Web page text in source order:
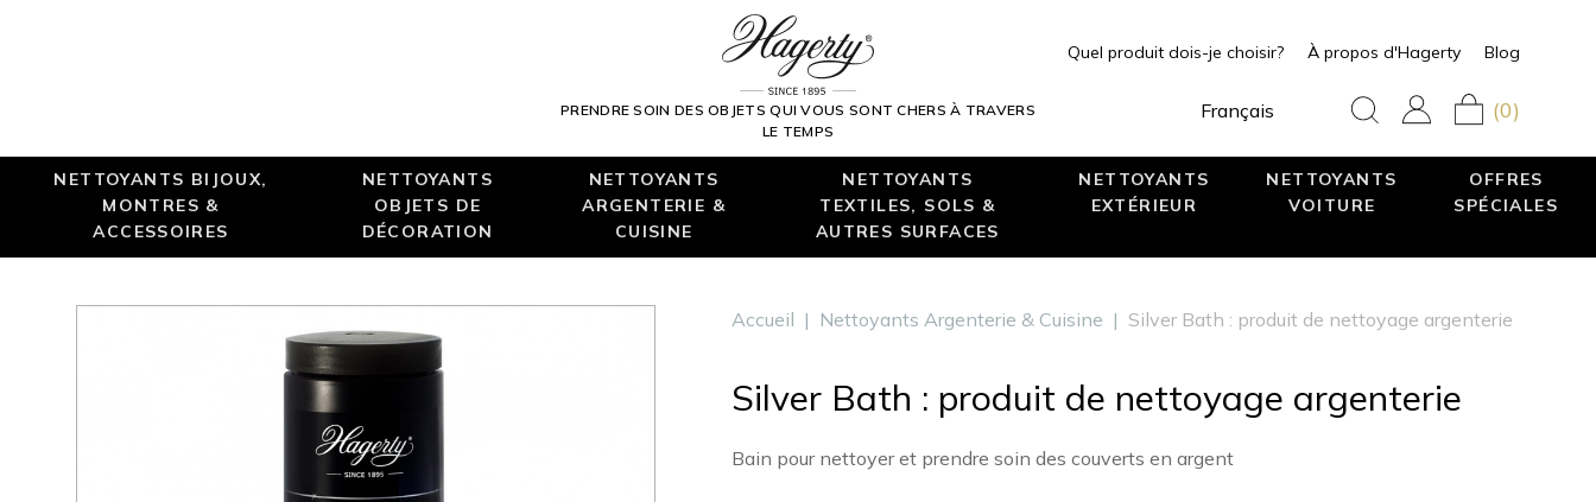
PRENDRE SOIN DES OBJETS QUI VOUS SONT CHERS À TRAVERS
LE TEMPS
Quel produit dois-je choisir? À propos d'Hagerty Blog
Français (0)
NETTOYANTS BIJOUX,
MONTRES &
ACCESSOIRES
NETTOYANTS
OBJETS DE
DÉCORATION
NETTOYANTS
ARGENTERIE &
CUISINE
NETTOYANTS
TEXTILES, SOLS &
AUTRES SURFACES
NETTOYANTS
EXTÉRIEUR
NETTOYANTS
VOITURE
OFFRES
SPÉCIALES
Accueil | Nettoyants Argenterie & Cuisine | Silver Bath : produit de nettoyage argenterie
Silver Bath : produit de nettoyage argenterie
Bain pour nettoyer et prendre soin des couverts en argent